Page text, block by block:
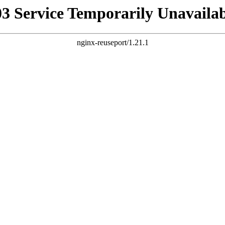
Service Temporarily
nginx-reuseport/1.21.1